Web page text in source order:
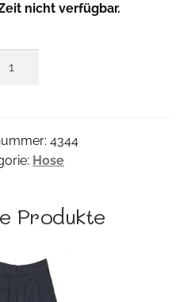
nicht verfügbar.
4344
Hose
Produkte